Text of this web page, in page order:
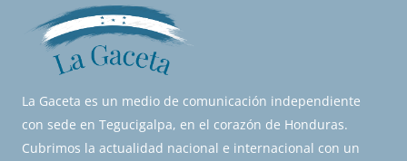
La Gaceta es un medio de comunicación independiente
con sede en Tegucigalpa, en el corazón de Honduras.
Cubrimos la actualidad nacional e internacional con un